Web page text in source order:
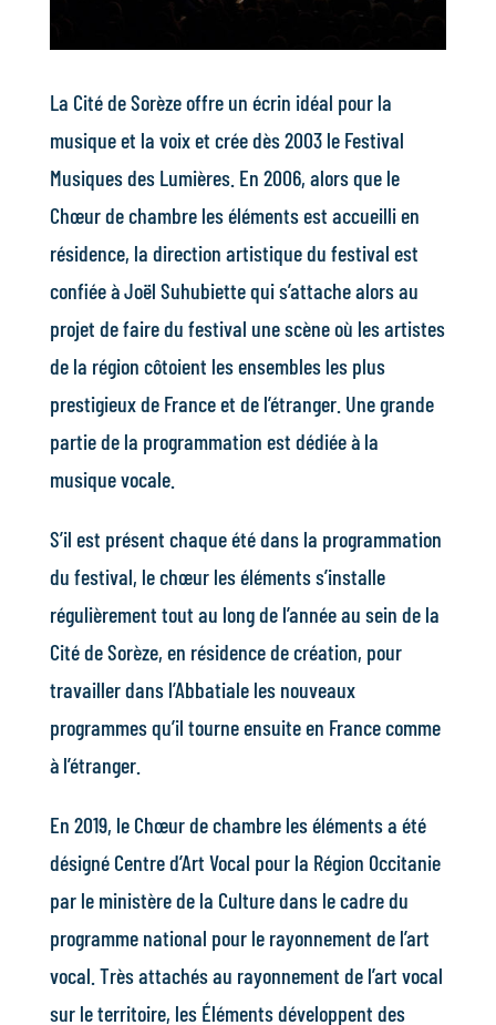
La Cité de Sorèze offre un écrin idéal pour la
musique et la voix et crée dès 2003 le Festival
Musiques des Lumières. En 2006, alors que le
Chœur de chambre les éléments est accueilli en
résidence, la direction artistique du festival est
confiée à Joël Suhubiette qui s’attache alors au
projet de faire du festival une scène où les artistes
de la région côtoient les ensembles les plus
prestigieux de France et de l’étranger. Une grande
partie de la programmation est dédiée à la
musique vocale.
S’il est présent chaque été dans la programmation
du festival, le chœur les éléments s’installe
régulièrement tout au long de l’année au sein de la
Cité de Sorèze, en résidence de création, pour
travailler dans l’Abbatiale les nouveaux
programmes qu’il tourne ensuite en France comme
à l’étranger.
En 2019, le Chœur de chambre les éléments a été
désigné Centre d’Art Vocal pour la Région Occitanie
par le ministère de la Culture dans le cadre du
programme national pour le rayonnement de l’art
vocal. Très attachés au rayonnement de l’art vocal
sur le territoire, les Éléments développent des